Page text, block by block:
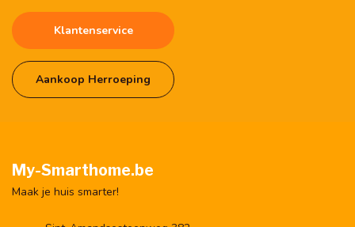
Klantenservice
Aankoop Herroeping
My-Smarthome.be
Maak je huis smarter!